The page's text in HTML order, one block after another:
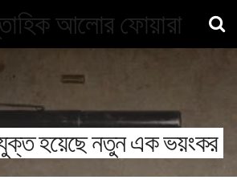
হয়েছে নতুন এক ভয়ংকর